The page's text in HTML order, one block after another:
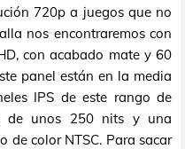
720p a juegos que no
nos encontraremos con
con acabado mate y 60
panel están en la media
IPS de este rango de
de unos 250 nits y una
de color NTSC. Para sacar